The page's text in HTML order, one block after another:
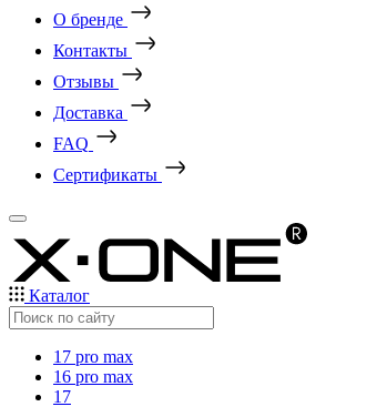
О бренде
Контакты
Отзывы
Доставка
FAQ
Сертификаты
Каталог
17 pro max
16 pro max
17